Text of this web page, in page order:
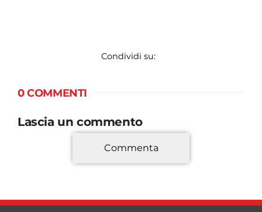
Condividi su:
0 COMMENTI
Lascia un commento
*
Commenta